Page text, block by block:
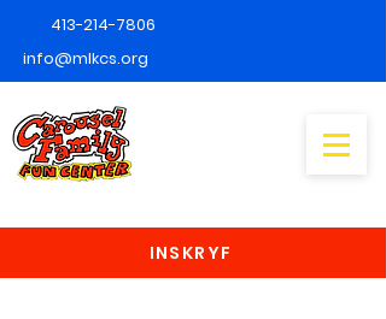
413-214-7806
info@mlkcs.org
INSKRYF